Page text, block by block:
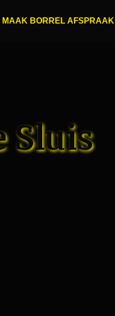
MAAK BORREL AFSPRAAK
Sluis